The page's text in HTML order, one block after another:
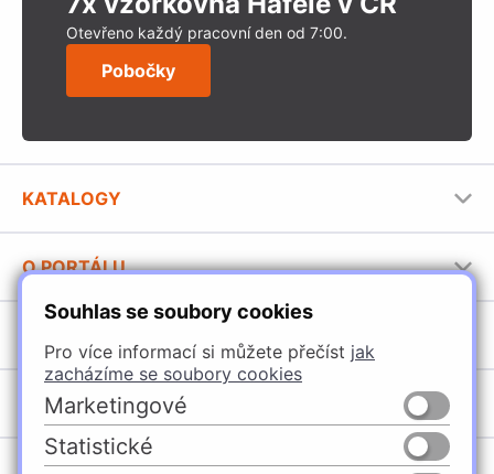
Souhlas se soubory cookies
Pro více informací si můžete přečíst jak
zacházíme se soubory cookies
Marketingové
Statistické
Otevřeno každý pracovní den od 7:00.
Pobočky
KATALOGY
Stavební katalog Häfele
Brožury Häfele
O PORTÁLU
Provozovatel portálu
Jak používat portál
Úchytky
Nábytkové kování
Vybavení kuchyní
POBOČKY
Domašín